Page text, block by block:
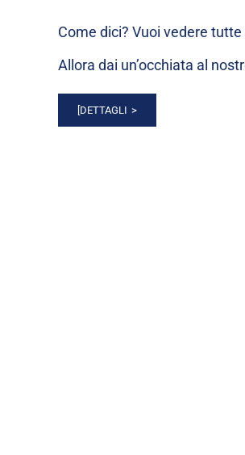
Come dici? Vuoi vedere
Allora dai un’occhiata al
[DETTAGLI